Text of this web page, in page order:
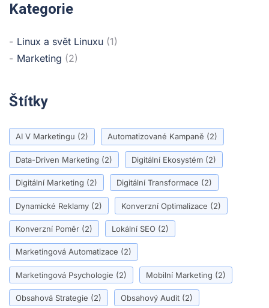
Kategorie
Linux a svět Linuxu (1)
Marketing (2)
Štítky
AI V Marketingu (2) Automatizované Kampaně (2)
Data-Driven Marketing (2) Digitální Ekosystém (2)
Digitální Marketing (2) Digitální Transformace (2)
Dynamické Reklamy (2) Konverzní Optimalizace (2)
Konverzní Poměr (2) Lokální SEO (2)
Marketingová Automatizace (2)
Marketingová Psychologie (2) Mobilní Marketing (2)
Obsahová Strategie (2) Obsahový Audit (2)